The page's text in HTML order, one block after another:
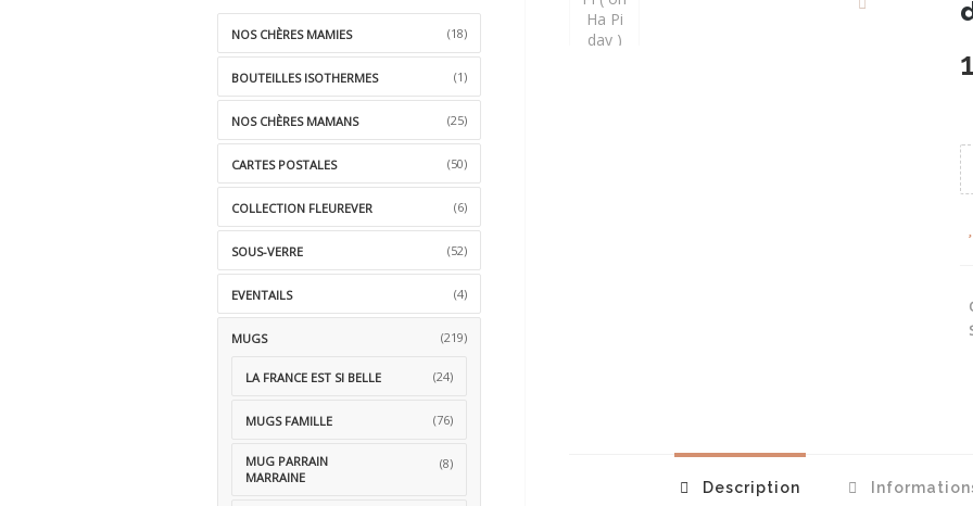
Description
NOS CHÈRES MAMIES (18)
BOUTEILLES ISOTHERMES (1)
NOS CHÈRES MAMANS (25)
CARTES POSTALES (50)
COLLECTION FLEUREVER (6)
SOUS-VERRE (52)
EVENTAILS (4)
MUGS (219)
LA FRANCE EST SI BELLE (24)
MUGS FAMILLE (76)
MUG PARRAIN
MARRAINE
(8)